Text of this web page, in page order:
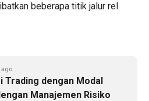
beberapa titik jalur rel
Trading dengan Modal
Manajemen Risiko